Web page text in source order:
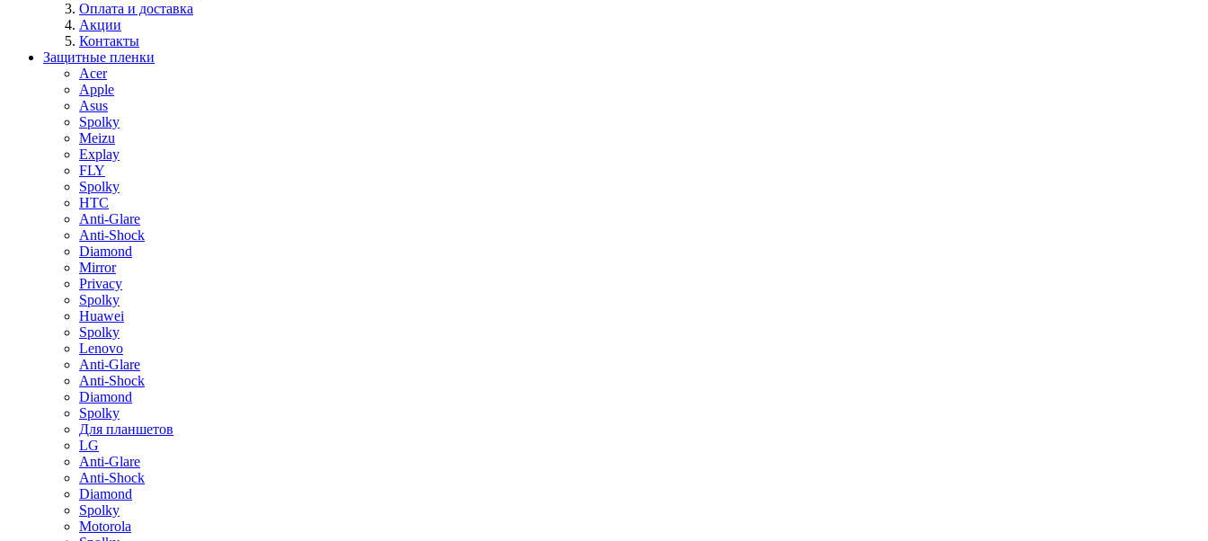
Оплата и доставка
Акции
Контакты
Защитные пленки
Acer
Apple
Asus
Spolky
Meizu
Explay
FLY
Spolky
HTC
Anti-Glare
Anti-Shock
Diamond
Mirror
Privacy
Spolky
Huawei
Spolky
Lenovo
Anti-Glare
Anti-Shock
Diamond
Spolky
Для планшетов
LG
Anti-Glare
Anti-Shock
Diamond
Spolky
Motorola